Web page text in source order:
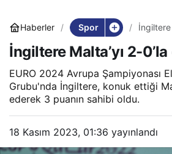
Haberler Spor İngiltere
İngiltere Malta’yı 2-
EURO 2024 Avrupa Şampiyonası
Grubu'nda İngiltere, konuk ettiği
ederek 3 puanın sahibi oldu.
18 Kasım 2023, 01:36 yayınlandı